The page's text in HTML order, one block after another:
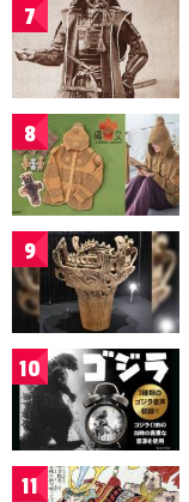
7
8
9
10
11